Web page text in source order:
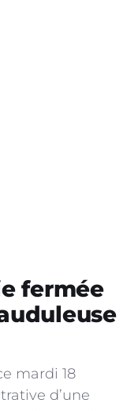
fermée
mardi 18
d’une